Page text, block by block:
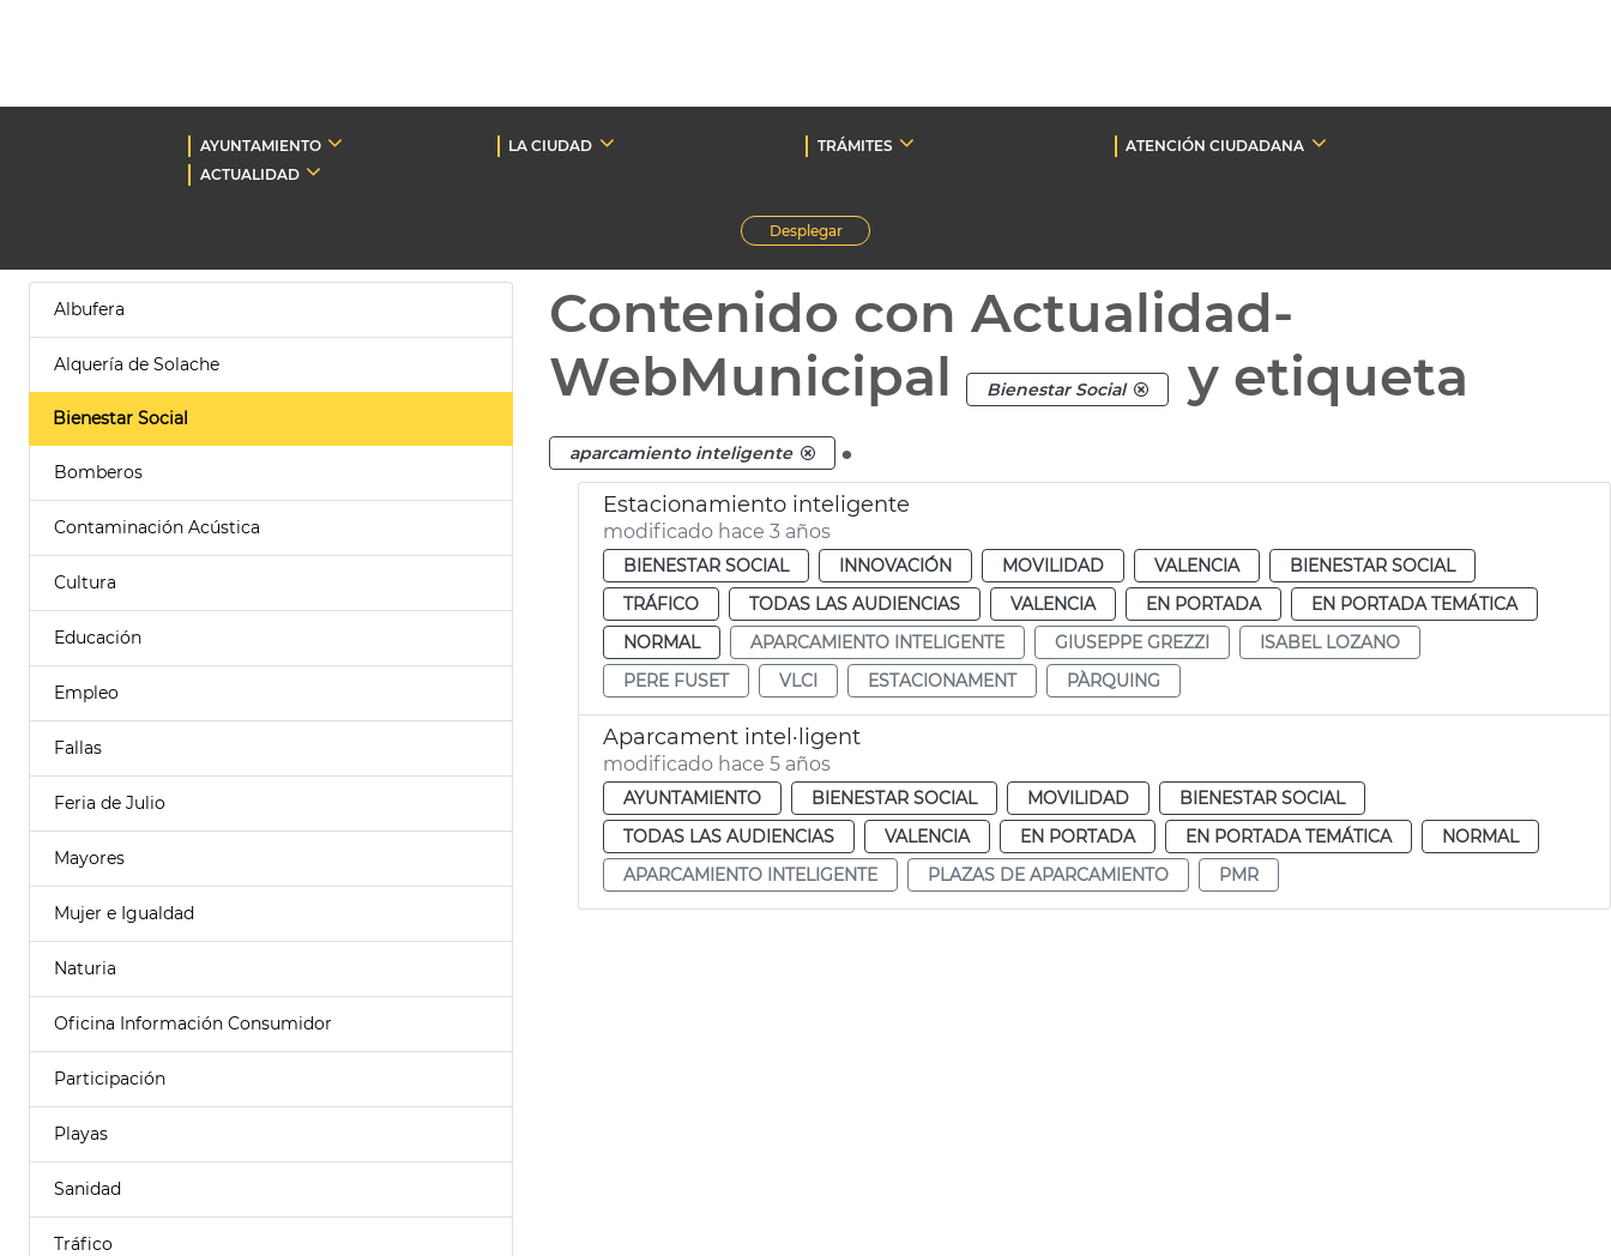
AYUNTAMIENTO LA CIUDAD TRÁMITES
ATENCIÓN CIUDADANA
ACTUALIDAD
Desplegar
Albufera
Alquería de Solache
Bienestar Social
Bomberos
Contaminación Acústica
Cultura
Educación
Empleo
Fallas
Feria de Julio
Mayores
Mujer e Igualdad
Naturia
Oficina Información Consumidor
Participación
Playas
Sanidad
Tráfico
Contenido con Actualidad-
WebMunicipal
Bienestar Social y etiqueta
aparcamiento inteligente .
Estacionamiento inteligente
modificado hace 3 años
BIENESTAR SOCIAL INNOVACIÓN MOVILIDAD VALENCIA
BIENESTAR SOCIAL
TRÁFICO
TODAS LAS AUDIENCIAS VALENCIA EN PORTADA
EN PORTADA TEMÁTICA
NORMAL
APARCAMIENTO INTELIGENTE GIUSEPPE GREZZI
ISABEL LOZANO
PERE FUSET
VLCI ESTACIONAMENT PÀRQUING
Aparcament intel·ligent
modificado hace 5 años
AYUNTAMIENTO BIENESTAR SOCIAL MOVILIDAD
BIENESTAR SOCIAL
TODAS LAS AUDIENCIAS
VALENCIA EN PORTADA EN PORTADA TEMÁTICA
NORMAL
APARCAMIENTO INTELIGENTE
PLAZAS DE APARCAMIENTO PMR